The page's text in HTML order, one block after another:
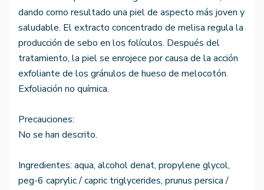
dando como resultado una piel de aspecto más joven y
saludable. El extracto concentrado de melisa regula la
producción de sebo en los folículos. Después del
tratamiento, la piel se enrojece por causa de la acción
exfoliante de los gránulos de hueso de melocotón.
Exfoliación no química.
Precauciones:
No se han descrito.
Ingredientes: aqua, alcohol denat, propylene glycol,
peg-6 caprylic / capric triglycerides, prunus persica /